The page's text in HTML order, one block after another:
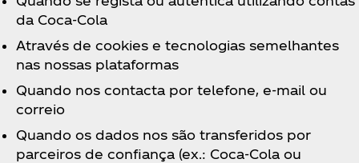
da Coca‑Cola
Através de cookies e tecnologias semelhantes
nas nossas plataformas
Quando nos contacta por telefone, e-mail ou
correio
Quando os dados nos são transferidos por
parceiros de confiança (ex.: Coca‑Cola ou